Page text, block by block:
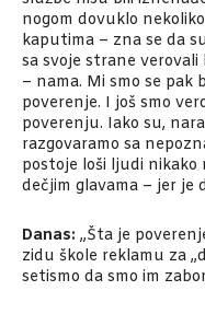
nogom dovuklo
kaputima – zna se da
sa svoje strane
– nama. Mi smo se pak
poverenje. I još smo
poverenju. Iako su,
razgovaramo sa
postoje loši ljudi
dečjim glavama – jer je
Danas: „Šta je
zidu škole reklamu za
setismo da smo im